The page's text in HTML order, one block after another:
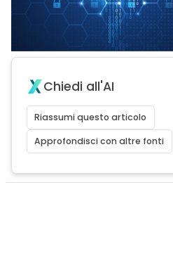
Chiedi all'AI
Riassumi questo articolo
Approfondisci con altre fonti